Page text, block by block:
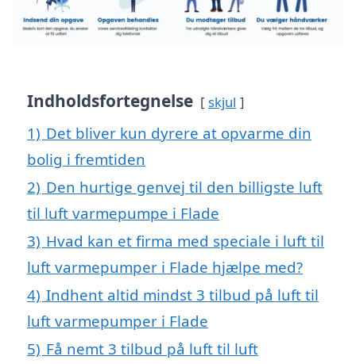
Indholdsfortegnelse skjul
1) Det bliver kun dyrere at opvarme din
bolig i fremtiden
2) Den hurtige genvej til den billigste luft
til luft varmepumpe i Flade
3) Hvad kan et firma med speciale i luft til
luft varmepumper i Flade hjælpe med?
4) Indhent altid mindst 3 tilbud på luft til
luft varmepumper i Flade
5) Få nemt 3 tilbud på luft til luft